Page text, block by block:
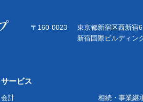
〒160-0023
東京都新宿区西新宿
新宿国際ビルディン
サービス
会計
相続・事業継